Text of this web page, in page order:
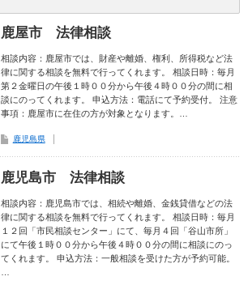
鹿屋市 法律相談
相談内容：鹿屋市では、財産や離婚、権利、所得税など法
律に関する相談を無料で行ってくれます。 相談日時：毎月
第２金曜日の午後１時００分から午後４時００分の間に相
談にのってくれます。 申込方法：電話にて予約受付。 注意
事項：鹿屋市に在住の方が対象となります。…
鹿児島県
鹿児島市 法律相談
相談内容：鹿児島市では、相続や離婚、金銭貸借などの法
律に関する相談を無料で行ってくれます。 相談日時：毎月
１２回「市民相談センター」にて、毎月４回「谷山市所」
にて午後１時００分から午後４時００分の間に相談にのっ
てくれます。 申込方法：一般相談を受けた方が予約可能。